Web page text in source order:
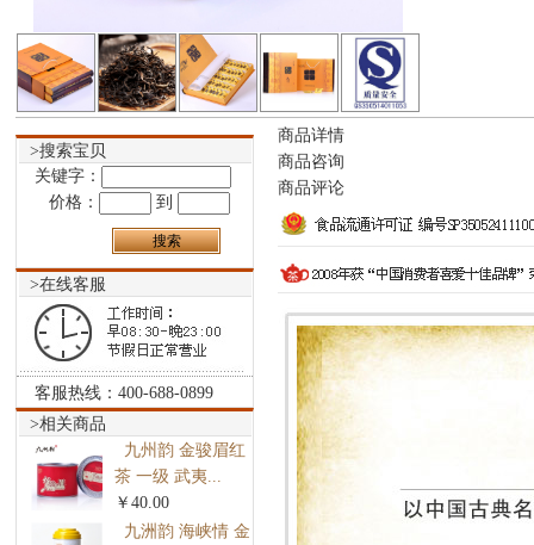
>搜索宝贝
关键字：
价格：
到
>在线客服
客服热线：400-688-0899
>相关商品
九州韵 金骏眉红
茶 一级 武夷...
￥40.00
九洲韵 海峡情 金
商品详情
商品咨询
商品评论